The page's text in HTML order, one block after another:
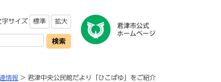
字サイズ 標準 拡大
情報 > 君津中央公民館だより「ひこばゆ」をご紹介